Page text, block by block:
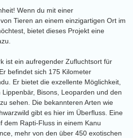
Wenn du mit einer
Tieren an einem einzigartigen Ort im
bietet dieses Projekt eine
ist ein aufregender Zufluchtsort für
befindet sich 175 Kilometer
Er bietet die exzellente Möglichkeit,
Bisons, Leoparden und den
sehen. Die bekannteren Arten wie
gibt es hier im Überfluss. Eine
dem Rapti-Fluss in einem Kanu
mehr von den über 450 exotischen